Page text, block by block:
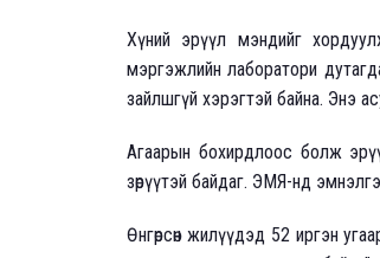
Хүний эрүүл мэндийг
мэргэжлийн лаборатори
зайлшгүй хэрэгтэй байна. Энэ
Агаарын бохирдлоос болж
зөрүүтэй байдаг. ЭМЯ-нд
Өнгөрсөн жилүүдэд 52 иргэн